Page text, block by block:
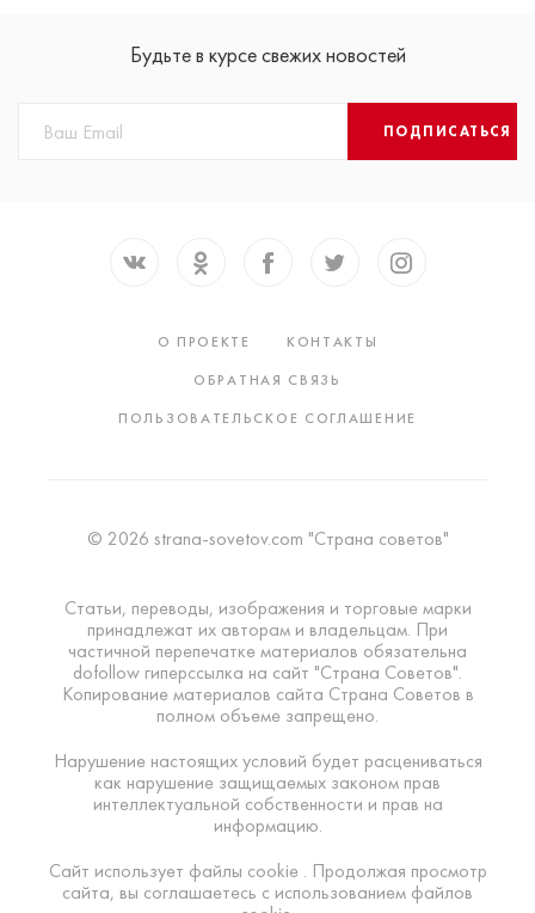
Будьте в курсе свежих новостей
ПОДПИСАТЬСЯ
О ПРОЕКТЕ
КОНТАКТЫ
ОБРАТНАЯ СВЯЗЬ
ПОЛЬЗОВАТЕЛЬСКОЕ СОГЛАШЕНИЕ
© 2026 strana-sovetov.com "Страна советов"
Статьи, переводы, изображения и торговые марки
принадлежат их авторам и владельцам. При
частичной перепечатке материалов обязательна
dofollow гиперссылка на сайт "Страна Советов".
Копирование материалов сайта Страна Советов в
полном объеме запрещено.
Нарушение настоящих условий будет расцениваться
как нарушение защищаемых законом прав
интеллектуальной собственности и прав на
информацию.
Сайт использует файлы cookie . Продолжая просмотр
сайта, вы соглашаетесь с использованием файлов